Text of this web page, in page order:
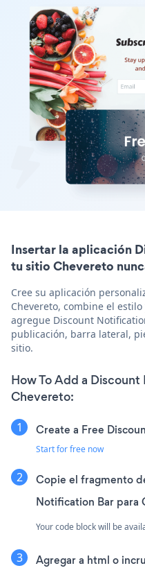
Insertar la aplicación
tu sitio Chevereto
Cree su aplicación
Chevereto, combine el
agregue Discount
publicación, barra lateral,
sitio.
How To Add a
Chevereto:
Create a Free
Start for free now
Copie el fragmento
Notification Bar para
Your code block will be
Agregar a html o